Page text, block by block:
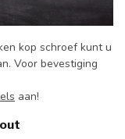
kop schroef kunt u
Voor bevestiging
aan!